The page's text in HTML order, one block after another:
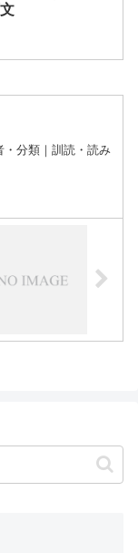
・分類｜訓読・読み